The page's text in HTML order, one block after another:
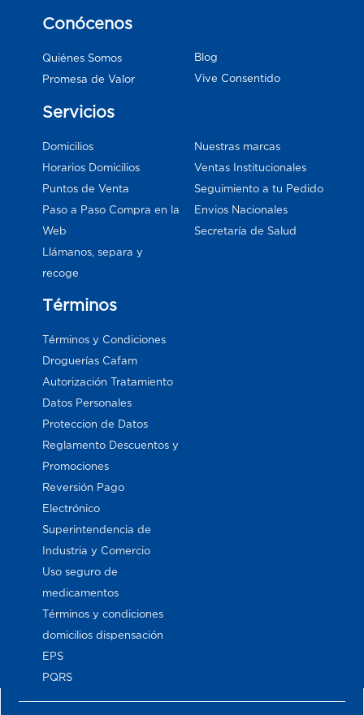
Conócenos
Quiénes Somos
Promesa de Valor
Blog
Vive Consentido
Servicios
Domicilios
Horarios Domicilios
Puntos de Venta
Paso a Paso Compra en la
Web
Llámanos, separa y
recoge
Nuestras marcas
Ventas Institucionales
Seguimiento a tu Pedido
Envios Nacionales
Secretaría de Salud
Términos
Términos y Condiciones
Droguerías Cafam
Autorización Tratamiento
Datos Personales
Proteccion de Datos
Reglamento Descuentos y
Promociones
Reversión Pago
Electrónico
Superintendencia de
Industria y Comercio
Uso seguro de
medicamentos
Términos y condiciones
domicilios dispensación
EPS
PQRS